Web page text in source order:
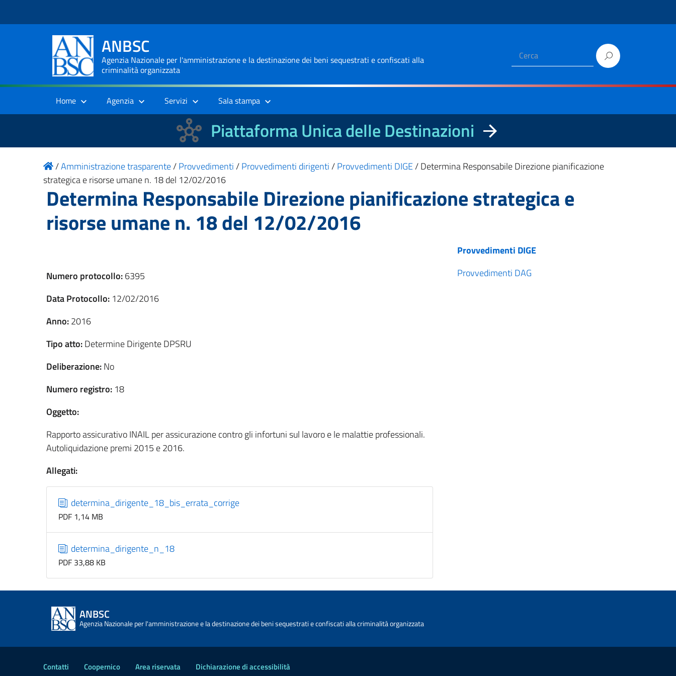
ANBSC
Agenzia Nazionale per l'amministrazione e la destinazione dei beni sequestrati e confiscati alla
criminalità organizzata
Home Agenzia Servizi Sala stampa
Piattaforma Unica delle Destinazioni
/Amministrazione trasparente/Provvedimenti/Provvedimenti dirigenti/Provvedimenti DIGE/Determina Responsabile Direzione pianificazione
strategica e risorse umane n. 18 del 12/02/2016
Determina Responsabile Direzione pianificazione strategica e
risorse umane n. 18 del 12/02/2016
Numero protocollo:6395
Data Protocollo: 12/02/2016
Anno:2016
Tipo atto:Determine Dirigente DPSRU
Deliberazione:No
Numero registro: 18
Oggetto:
Rapporto assicurativo INAIL per assicurazione contro gli infortuni sul lavoro e le malattie professionali.
Autoliquidazione premi 2015 e 2016.
Allegati:
determina_dirigente_18_bis_errata_corrige
PDF 1,14 MB
determina_dirigente_n_18
PDF 33,88 KB
Provvedimenti DIGE
Provvedimenti DAG
ANBSC
Agenzia Nazionale per l'amministrazione e la destinazione dei beni sequestrati e confiscati alla criminalità organizzata
Contatti Coopernico Area riservata Dichiarazione di accessibilità